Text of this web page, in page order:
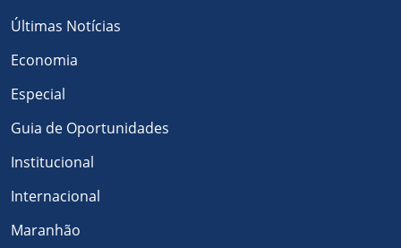
Últimas Notícias
Economia
Especial
Guia de Oportunidades
Institucional
Internacional
Maranhão